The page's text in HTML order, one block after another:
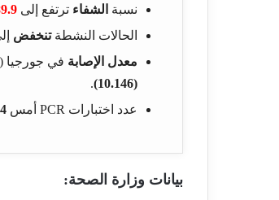
نسبة الشفاء ترتفع إلى
الحالات النشطةتنخفض
معدل الإصابة في جورجيا (
(10.146)
.
عدد اختبارات PCR أمس
14
بيانات وزارة الصحة: